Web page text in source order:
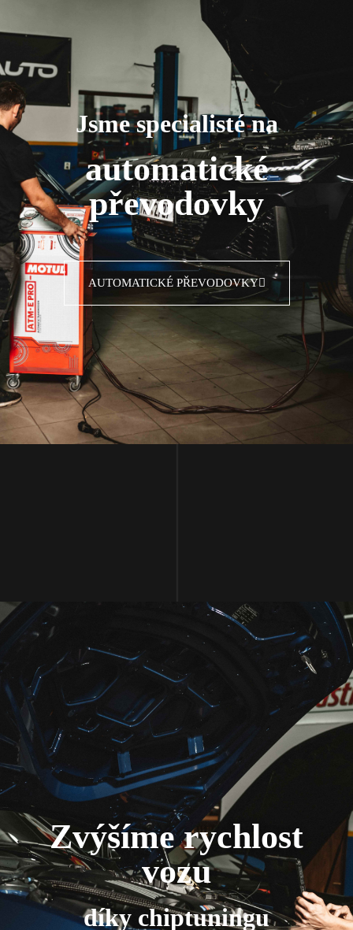
Jsme specialisté na
automatické
převodovky
AUTOMATICKÉ PŘEVODOVKY
Zvýšíme rychlost
vozu
díky chiptuningu